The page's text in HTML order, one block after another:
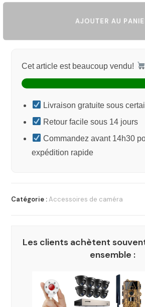
AJOUTER AU
Cet article est beaucoup vendu!
Livraison gratuite sous
Retour facile sous 14 jours
Commandez avant 14h30
expédition rapide
Catégorie :Accessoires de caméra
Les clients achètent
ensemble :